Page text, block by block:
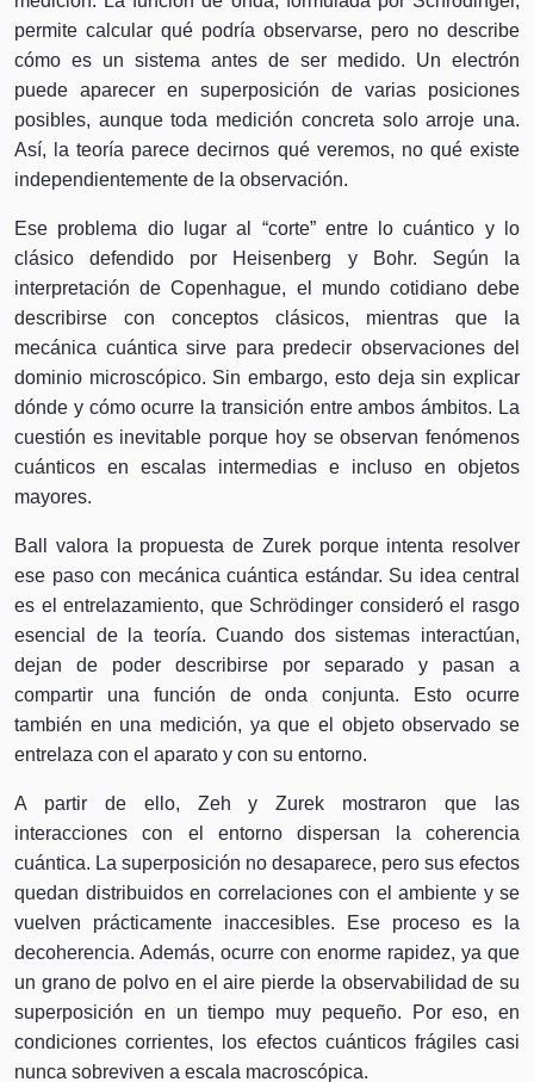
permite calcular qué podría observarse, pero no describe
cómo es un sistema antes de ser medido. Un electrón
puede aparecer en superposición de varias posiciones
posibles, aunque toda medición concreta solo arroje una.
Así, la teoría parece decirnos qué veremos, no qué existe
independientemente de la observación.
Ese problema dio lugar al “corte” entre lo cuántico y lo
clásico defendido por Heisenberg y Bohr. Según la
interpretación de Copenhague, el mundo cotidiano debe
describirse con conceptos clásicos, mientras que la
mecánica cuántica sirve para predecir observaciones del
dominio microscópico. Sin embargo, esto deja sin explicar
dónde y cómo ocurre la transición entre ambos ámbitos. La
cuestión es inevitable porque hoy se observan fenómenos
cuánticos en escalas intermedias e incluso en objetos
mayores.
Ball valora la propuesta de Zurek porque intenta resolver
ese paso con mecánica cuántica estándar. Su idea central
es el entrelazamiento, que Schrödinger consideró el rasgo
esencial de la teoría. Cuando dos sistemas interactúan,
dejan de poder describirse por separado y pasan a
compartir una función de onda conjunta. Esto ocurre
también en una medición, ya que el objeto observado se
entrelaza con el aparato y con su entorno.
A partir de ello, Zeh y Zurek mostraron que las
interacciones con el entorno dispersan la coherencia
cuántica. La superposición no desaparece, pero sus efectos
quedan distribuidos en correlaciones con el ambiente y se
vuelven prácticamente inaccesibles. Ese proceso es la
decoherencia. Además, ocurre con enorme rapidez, ya que
un grano de polvo en el aire pierde la observabilidad de su
superposición en un tiempo muy pequeño. Por eso, en
condiciones corrientes, los efectos cuánticos frágiles casi
nunca sobreviven a escala macroscópica.